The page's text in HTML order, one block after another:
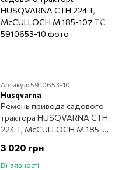
Артикул: 5910653-10
Husqvarna
Ремень привода садового
трактора HUSQVARNA CTH
224 T, McCULLOCH M 185-
3 020 грн
В наявності